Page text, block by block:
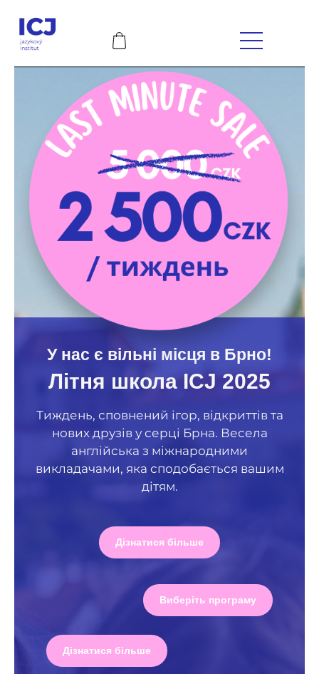
У нас є вільні місця в Брно!
Літня школа ICJ 2025
Тиждень, сповнений ігор, відкриттів та
нових друзів у серці Брна. Весела
англійська з міжнародними
викладачами, яка сподобається вашим
дітям.
Дізнатися більше
Виберіть програму
Дізнатися більше